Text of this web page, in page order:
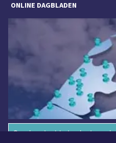
ONLINE DAGBLADEN
Overige dagbladen in de regio